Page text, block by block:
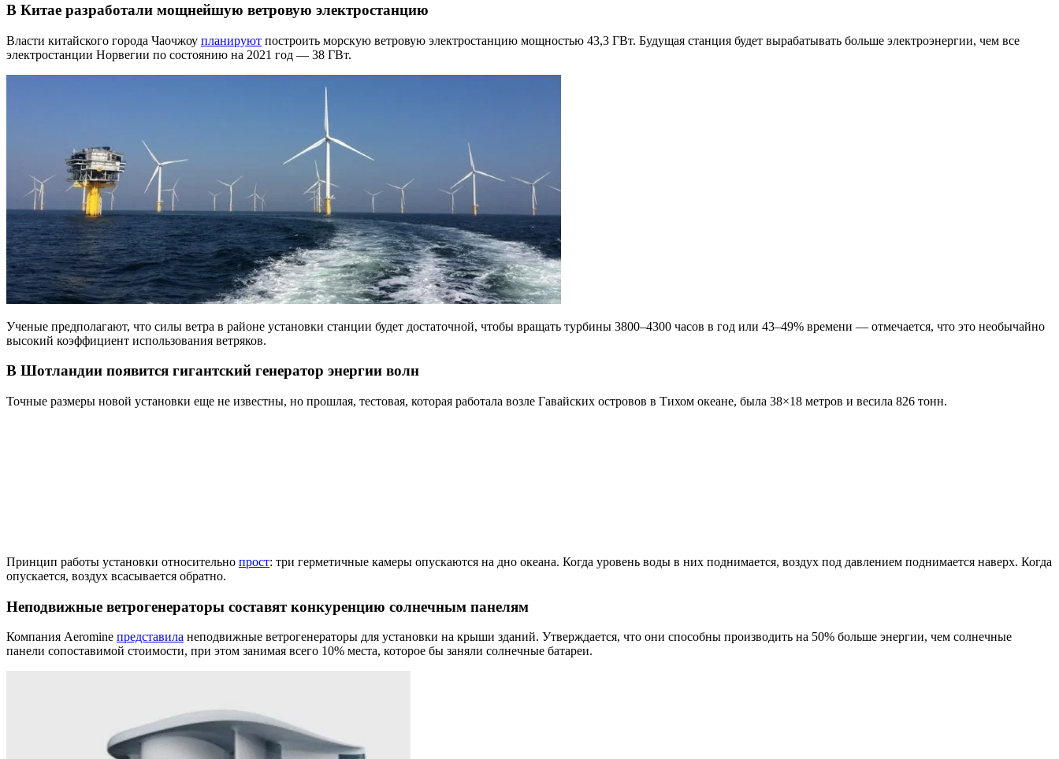
В Китае разработали мощнейшую ветровую электростанцию
Власти китайского города Чаочжоу планируют построить морскую ветровую электростанцию мощностью 43,3 ГВт. Будущая станция будет вырабатывать больше электроэнергии, чем все
электростанции Норвегии по состоянию на 2021 год — 38 ГВт.
Ученые предполагают, что силы ветра в районе установки станции будет достаточной, чтобы вращать турбины 3800–4300 часов в год или 43–49% времени — отмечается, что это необычайно
высокий коэффициент использования ветряков.
В Шотландии появится гигантский генератор энергии волн
Точные размеры новой установки еще не известны, но прошлая, тестовая, которая работала возле Гавайских островов в Тихом океане, была 38×18 метров и весила 826 тонн.
Принцип работы установки относительно прост: три герметичные камеры опускаются на дно океана. Когда уровень воды в них поднимается, воздух под давлением поднимается наверх. Когда
опускается, воздух всасывается обратно.
Неподвижные ветрогенераторы составят конкуренцию солнечным панелям
Компания Aeromine представила неподвижные ветрогенераторы для установки на крыши зданий. Утверждается, что они способны производить на 50% больше энергии, чем солнечные
панели сопоставимой стоимости, при этом занимая всего 10% места, которое бы заняли солнечные батареи.